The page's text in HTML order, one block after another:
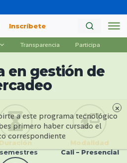
Inscríbete
Transparencia Participa
en gestión de
Duración
Modalidad
Cali – Presencial
a este programa tecnológico
primero haber cursado el
correspondiente